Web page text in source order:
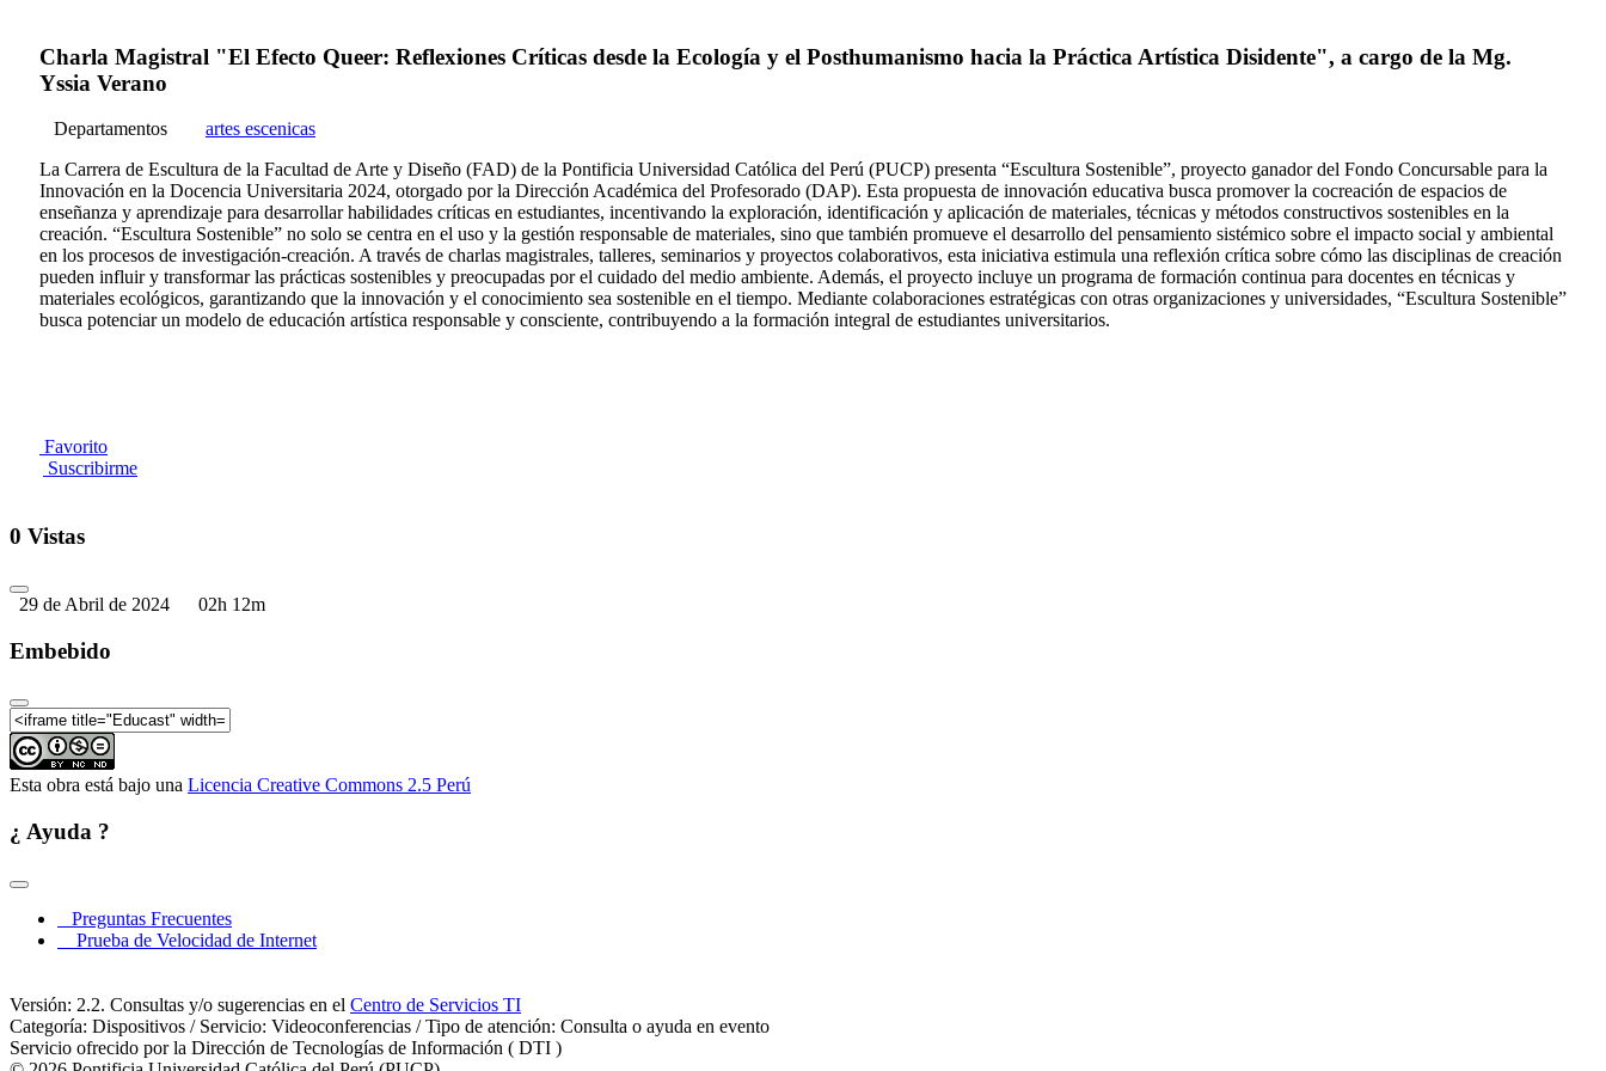
Charla Magistral "El Efecto Queer: Reflexiones Críticas desde la Ecología y el Posthumanismo hacia la Práctica Artística Disidente", a cargo de la Mg.
Yssia Verano
Departamentos
artes escenicas
La Carrera de Escultura de la Facultad de Arte y Diseño (FAD) de la Pontificia Universidad Católica del Perú (PUCP) presenta “Escultura Sostenible”, proyecto ganador del Fondo Concursable para la
Innovación en la Docencia Universitaria 2024, otorgado por la Dirección Académica del Profesorado (DAP). Esta propuesta de innovación educativa busca promover la cocreación de espacios de
enseñanza y aprendizaje para desarrollar habilidades críticas en estudiantes, incentivando la exploración, identificación y aplicación de materiales, técnicas y métodos constructivos sostenibles en la
creación. “Escultura Sostenible” no solo se centra en el uso y la gestión responsable de materiales, sino que también promueve el desarrollo del pensamiento sistémico sobre el impacto social y ambiental
en los procesos de investigación-creación. A través de charlas magistrales, talleres, seminarios y proyectos colaborativos, esta iniciativa estimula una reflexión crítica sobre cómo las disciplinas de creación
pueden influir y transformar las prácticas sostenibles y preocupadas por el cuidado del medio ambiente. Además, el proyecto incluye un programa de formación continua para docentes en técnicas y
materiales ecológicos, garantizando que la innovación y el conocimiento sea sostenible en el tiempo. Mediante colaboraciones estratégicas con otras organizaciones y universidades, “Escultura Sostenible”
busca potenciar un modelo de educación artística responsable y consciente, contribuyendo a la formación integral de estudiantes universitarios.
Favorito
Suscribirme
0 Vistas
29 de Abril de 2024 02h 12m
Embebido
Esta obra está bajo una Licencia Creative Commons 2.5 Perú
¿ Ayuda ?
Preguntas Frecuentes
Prueba de Velocidad de Internet
Versión: 2.2. Consultas y/o sugerencias en el Centro de Servicios TI
Categoría: Dispositivos / Servicio: Videoconferencias / Tipo de atención: Consulta o ayuda en evento
Servicio ofrecido por la Dirección de Tecnologías de Información ( DTI )